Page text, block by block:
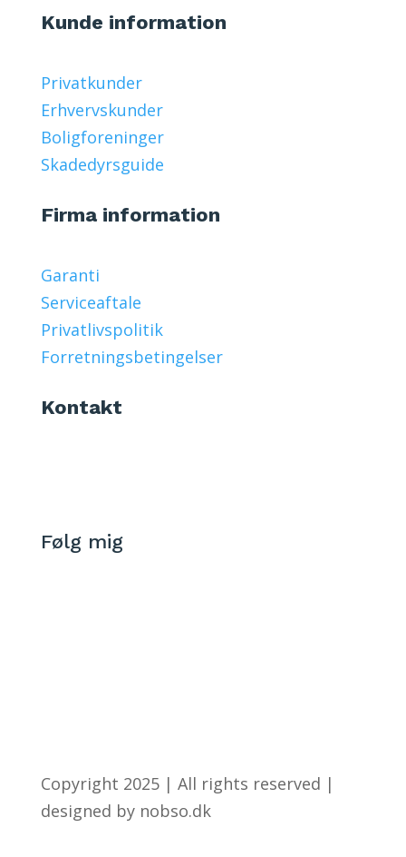
Kunde information
Privatkunder
Erhvervskunder
Boligforeninger
Skadedyrsguide
Firma information
Garanti
Serviceaftale
Privatlivspolitik
Forretningsbetingelser
Kontakt
Følg mig
Copyright 2025 | All rights reserved |
designed by nobso.dk